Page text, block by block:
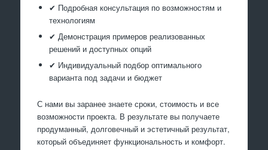
✔ Подробная консультация по возможностям и
технологиям
✔ Демонстрация примеров реализованных
решений и доступных опций
✔ Индивидуальный подбор оптимального
варианта под задачи и бюджет
С нами вы заранее знаете сроки, стоимость и все
возможности проекта. В результате вы получаете
продуманный, долговечный и эстетичный результат,
который объединяет функциональность и комфорт.